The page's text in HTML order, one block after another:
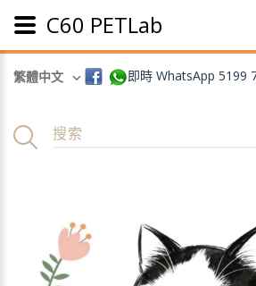
即時 WhatsApp 5199
繁體中文
C60 PETLab